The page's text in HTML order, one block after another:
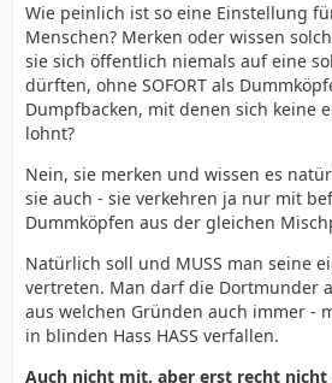
Wie peinlich ist so eine Einstellung
Menschen? Merken oder wissen
sie sich öffentlich niemals auf eine
dürften, ohne SOFORT als
Dumpfbacken, mit denen sich keine
lohnt?
Nein, sie merken und wissen es
sie auch - sie verkehren ja nur mit
Dummköpfen aus der gleichen
Natürlich soll und MUSS man seine
vertreten. Man darf die Dortmunder
aus welchen Gründen auch immer -
in blinden Hass HASS verfallen.
Auch nicht mit, aber erst recht nicht